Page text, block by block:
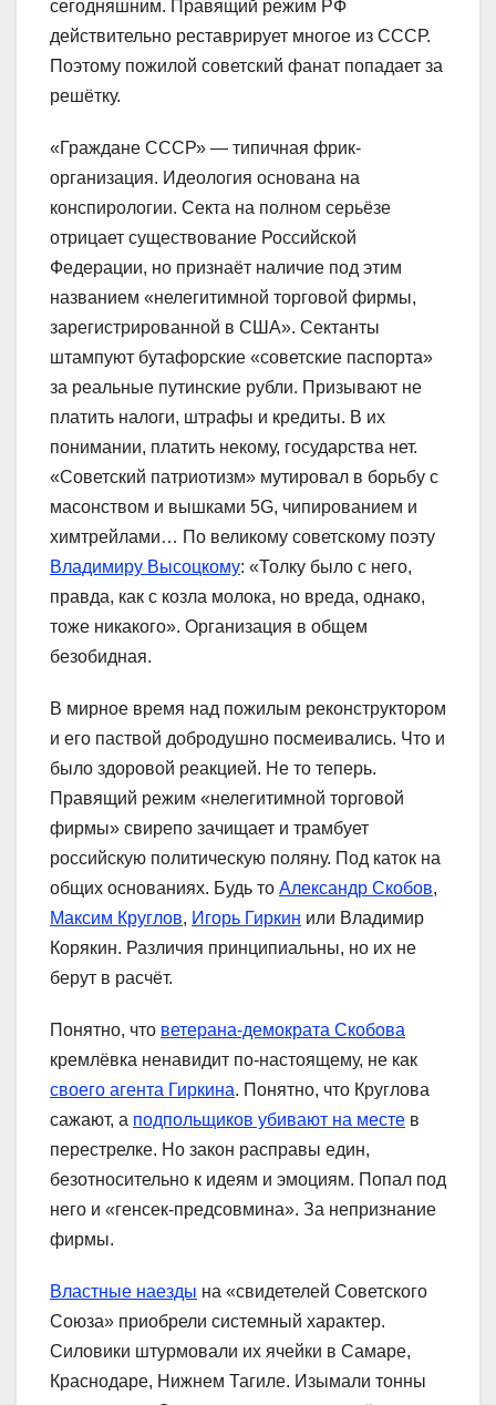
сегодняшним. Правящий режим РФ
действительно реставрирует многое из СССР.
Поэтому пожилой советский фанат попадает за
решётку.
«Граждане СССР» — типичная фрик-
организация. Идеология основана на
конспирологии. Секта на полном серьёзе
отрицает существование Российской
Федерации, но признаёт наличие под этим
названием «нелегитимной торговой фирмы,
зарегистрированной в США». Сектанты
штампуют бутафорские «советские паспорта»
за реальные путинские рубли. Призывают не
платить налоги, штрафы и кредиты. В их
понимании, платить некому, государства нет.
«Советский патриотизм» мутировал в борьбу с
масонством и вышками 5G, чипированием и
химтрейлами… По великому советскому поэту
Владимиру Высоцкому: «Толку было с него,
правда, как с козла молока, но вреда, однако,
тоже никакого». Организация в общем
безобидная.
В мирное время над пожилым реконструктором
и его паствой добродушно посмеивались. Что и
было здоровой реакцией. Не то теперь.
Правящий режим «нелегитимной торговой
фирмы» свирепо зачищает и трамбует
российскую политическую поляну. Под каток на
общих основаниях. Будь то Александр Скобов,
Максим Круглов, Игорь Гиркин или Владимир
Корякин. Различия принципиальны, но их не
берут в расчёт.
Понятно, что ветерана-демократа Скобова
кремлёвка ненавидит по-настоящему, не как
своего агента Гиркина. Понятно, что Круглова
сажают, а подпольщиков убивают на месте в
перестрелке. Но закон расправы един,
безотносительно к идеям и эмоциям. Попал под
него и «генсек-предсовмина». За непризнание
фирмы.
Властные наезды на «свидетелей Советского
Союза» приобрели системный характер.
Силовики штурмовали их ячейки в Самаре,
Краснодаре, Нижнем Тагиле. Изымали тонны